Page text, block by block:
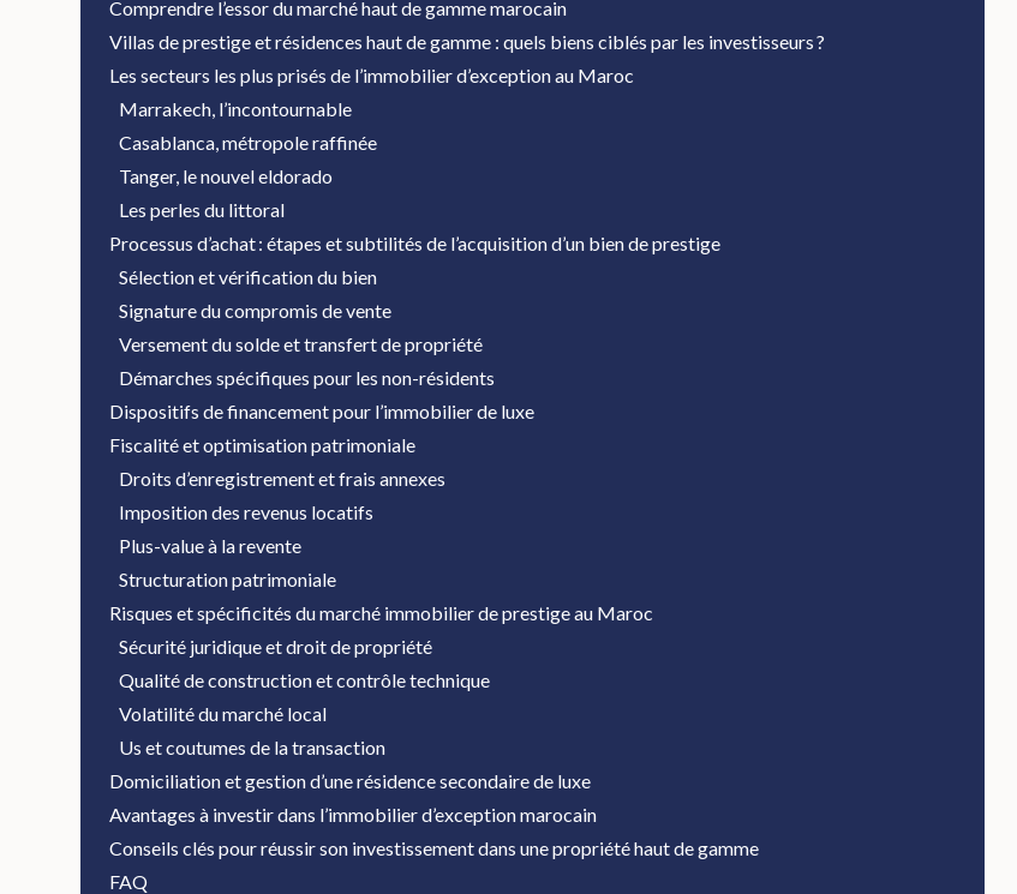
Comprendre l’essor du marché haut de gamme marocain
Villas de prestige et résidences haut de gamme : quels biens ciblés par les investisseurs ?
Les secteurs les plus prisés de l’immobilier d’exception au Maroc
Marrakech, l’incontournable
Casablanca, métropole raffinée
Tanger, le nouvel eldorado
Les perles du littoral
Processus d’achat : étapes et subtilités de l’acquisition d’un bien de prestige
Sélection et vérification du bien
Signature du compromis de vente
Versement du solde et transfert de propriété
Démarches spécifiques pour les non-résidents
Dispositifs de financement pour l’immobilier de luxe
Fiscalité et optimisation patrimoniale
Droits d’enregistrement et frais annexes
Imposition des revenus locatifs
Plus-value à la revente
Structuration patrimoniale
Risques et spécificités du marché immobilier de prestige au Maroc
Sécurité juridique et droit de propriété
Qualité de construction et contrôle technique
Volatilité du marché local
Us et coutumes de la transaction
Domiciliation et gestion d’une résidence secondaire de luxe
Avantages à investir dans l’immobilier d’exception marocain
Conseils clés pour réussir son investissement dans une propriété haut de gamme
FAQ